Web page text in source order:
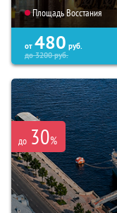
Площадь Восстания
от 480 руб.
до3200руб.
до 30%